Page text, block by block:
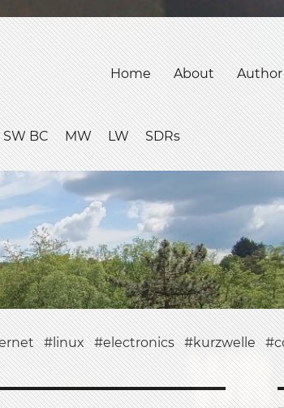
Home About Author
SW BC MW LW SDRs
linux electronics kurzwelle